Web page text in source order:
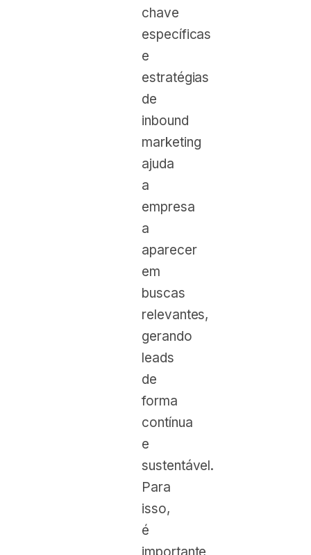
chave
específicas
e
estratégias
de
inbound
marketing
ajuda
a
empresa
a
aparecer
em
buscas
relevantes,
gerando
leads
de
forma
contínua
e
sustentável.
Para
isso,
é
importante